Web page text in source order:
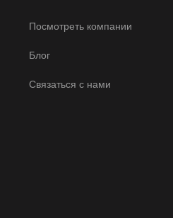
Посмотреть компании
Блог
Связаться с нами